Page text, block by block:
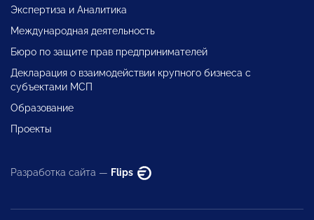
Экспертиза и Аналитика
Международная деятельность
Бюро по защите прав предпринимателей
Декларация о взаимодействии крупного бизнеса с
субъектами МСП
Образование
Проекты
Разработка сайта — Flips